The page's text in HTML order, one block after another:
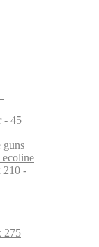
- 45
guns
ecoline
210 -
275